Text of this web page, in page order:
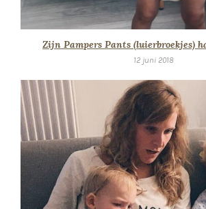
Zijn Pampers Pants (luierbroekjes)
12 juni 2018